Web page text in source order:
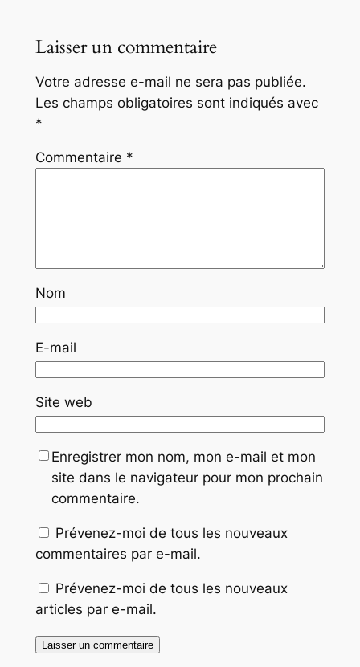
Laisser un commentaire
Votre adresse e-mail ne sera pas publiée.
Les champs obligatoires sont indiqués avec
*
Commentaire *
Nom
E-mail
Site web
Enregistrer mon nom, mon e-mail et mon
site dans le navigateur pour mon prochain
commentaire.
Prévenez-moi de tous les nouveaux
commentaires par e-mail.
Prévenez-moi de tous les nouveaux
articles par e-mail.